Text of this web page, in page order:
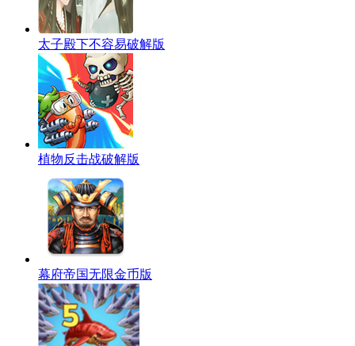
太子殿下不容易破解版
植物反击战破解版
幕府帝国无限金币版